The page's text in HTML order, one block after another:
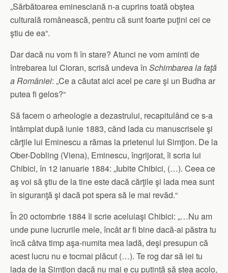
„Sărbătoarea eminesciană n-a cuprins toată obştea
culturală românească, pentru că sunt foarte puţini cei ce
ştiu de ea“.
Dar dacă nu vom fi în stare? Atunci ne vom aminti de
întrebarea lui Cioran, scrisă undeva în Schimbarea la faţă
a României: „Ce a căutat aici acel pe care şi un Budha ar
putea fi gelos?“
Să facem o arheologie a dezastrului, recapitulând ce s-a
întâmplat după iunie 1883, când lada cu manuscrisele şi
cărţile lui Eminescu a rămas la prietenul lui Simţion. De la
Ober-Dobling (Viena), Eminescu, îngrijorat, îi scria lui
Chibici, în 12 ianuarie 1884: „Iubite Chibici, (…). Ceea ce
aş voi să ştiu de la tine este dacă cărţile şi lada mea sunt
în siguranţă şi dacă pot spera să le mai revăd.“
În 20 octombrie 1884 îi scrie aceluiaşi Chibici: „…Nu am
unde pune lucrurile mele, încât ar fi bine dacă-ai păstra tu
încă câtva timp aşa-numita mea ladă, deşi presupun că
acest lucru nu e tocmai plăcut (…). Te rog dar să iei tu
lada de la Simţion dacă nu mai e cu putinţă să stea acolo,